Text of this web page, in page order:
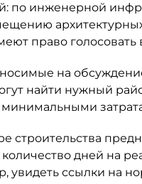
по инженерной
право
на
найти нужный
строительства
дней на
увидеть ссылки на